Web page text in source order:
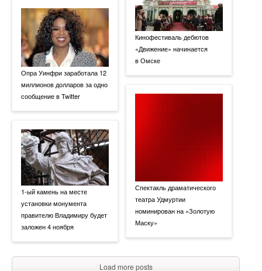
Опра Уинфри заработала 12
миллионов долларов за одно
сообщение в Twitter
1-ый камень на месте
установки монумента
правителю Владимиру будет
заложен 4 ноября
Кинофестиваль дебютов
«Движение» начинается
в Омске
Спектакль драматического
театра Удмуртии
номинирован на «Золотую
Маску»
Load more posts